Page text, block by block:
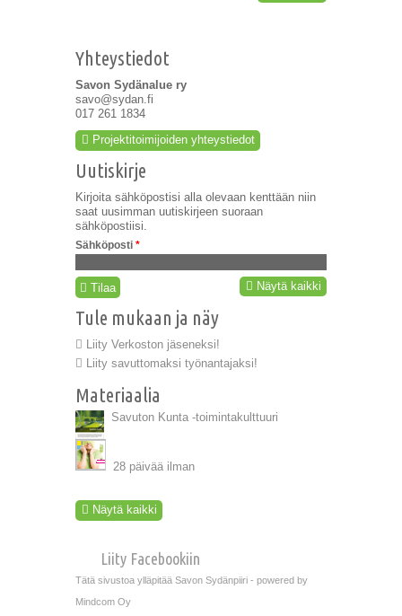
Yhteystiedot
Savon Sydänalue ry
savo@sydan.fi
017 261 1834
Projektitoimijoiden yhteystiedot
Uutiskirje
Kirjoita sähköpostisi alla olevaan kenttään niin
saat uusimman uutiskirjeen suoraan
sähköpostiisi.
Sähköposti *
Tilaa Näytä kaikki
Tule mukaan ja näy
Liity Verkoston jäseneksi!
Liity savuttomaksi työnantajaksi!
Materiaalia
Savuton Kunta -toimintakulttuuri
28 päivää ilman
Näytä kaikki
Liity Facebookiin
Tätä sivustoa ylläpitää Savon Sydänpiiri - powered by
Mindcom Oy